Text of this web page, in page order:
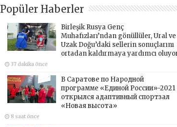
Popüler Haberler
Birleşik Rusya Genç
Muhafızları’ndan gönüllüler, Ural ve
Uzak Doğu’daki sellerin sonuçlarını
ortadan kaldırmaya yardımcı
37 dakika önce
В Саратове по Народной
программе «Единой России»-2021
открылся адаптивный спортзал
«Новая высота»
8 saat önce